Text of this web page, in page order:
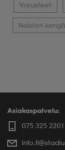
Varusteet
Naisten
Asiakaspalvelu:
075 325 2201